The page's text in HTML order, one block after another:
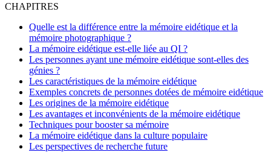
CHAPITRES
Quelle est la différence entre la mémoire eidétique et la
mémoire photographique ?
La mémoire eidétique est-elle liée au QI ?
Les personnes ayant une mémoire eidétique sont-elles des
génies ?
Les caractéristiques de la mémoire eidétique
Exemples concrets de personnes dotées de mémoire eidétique
Les origines de la mémoire eidétique
Les avantages et inconvénients de la mémoire eidétique
Techniques pour booster sa mémoire
La mémoire eidétique dans la culture populaire
Les perspectives de recherche future